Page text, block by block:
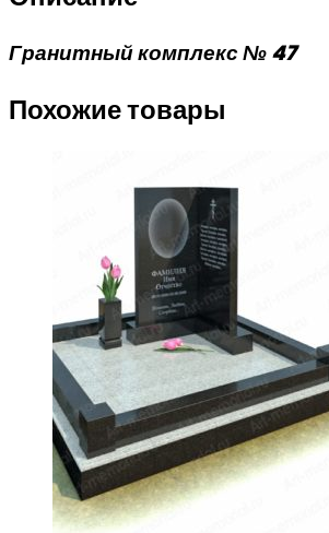
Гранитный комплекс № 47
Похожие товары